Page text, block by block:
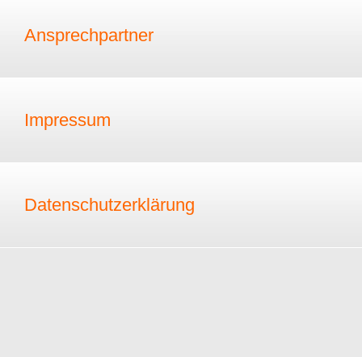
Ansprechpartner
Impressum
Datenschutzerklärung